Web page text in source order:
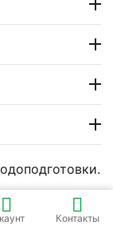
Контакты